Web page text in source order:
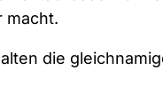
macht.
die